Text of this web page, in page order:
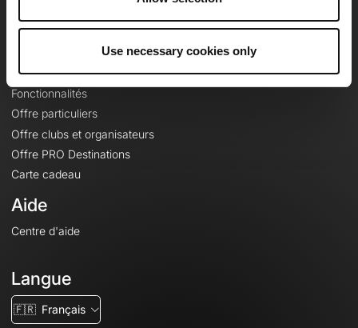
Use necessary cookies only
Le Mag'
Fonds de cartes topographiques
Fonctionnalités
Offre particuliers
Offre clubs et organisateurs
Offre PRO Destinations
Carte cadeau
Aide
Centre d'aide
Langue
🇫🇷 Français